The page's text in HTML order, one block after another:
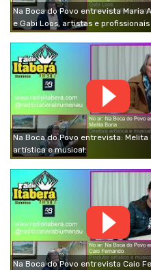
Na Boca do Povo entrevista Maria
e Gabi Loos, artistas e
Na Boca do Povo entrevista:
artística e musical.
Na Boca do Povo entrevista Caio